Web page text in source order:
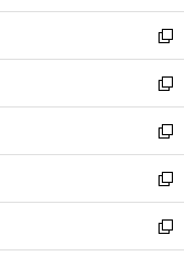
開
く
ウ
で
開
く
ン
ド
ウ
で
開
く
ウ
ィ
ン
ド
ウ
で
開
く
新
し
い
ウ
ィ
ン
ド
ウ
で
開
新
し
い
ウ
ィ
ン
ド
ウ
新
し
い
ウ
ィ
ン
新
し
い
ウ
新
し